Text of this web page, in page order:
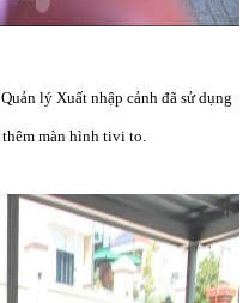
lý Xuất nhập cảnh đã sử dụng
màn hình tivi to.